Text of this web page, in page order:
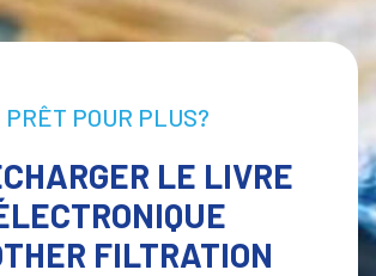
PRÊT POUR PLUS?
LE LIVRE
FILTRATION